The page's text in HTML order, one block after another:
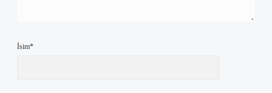
İsim*